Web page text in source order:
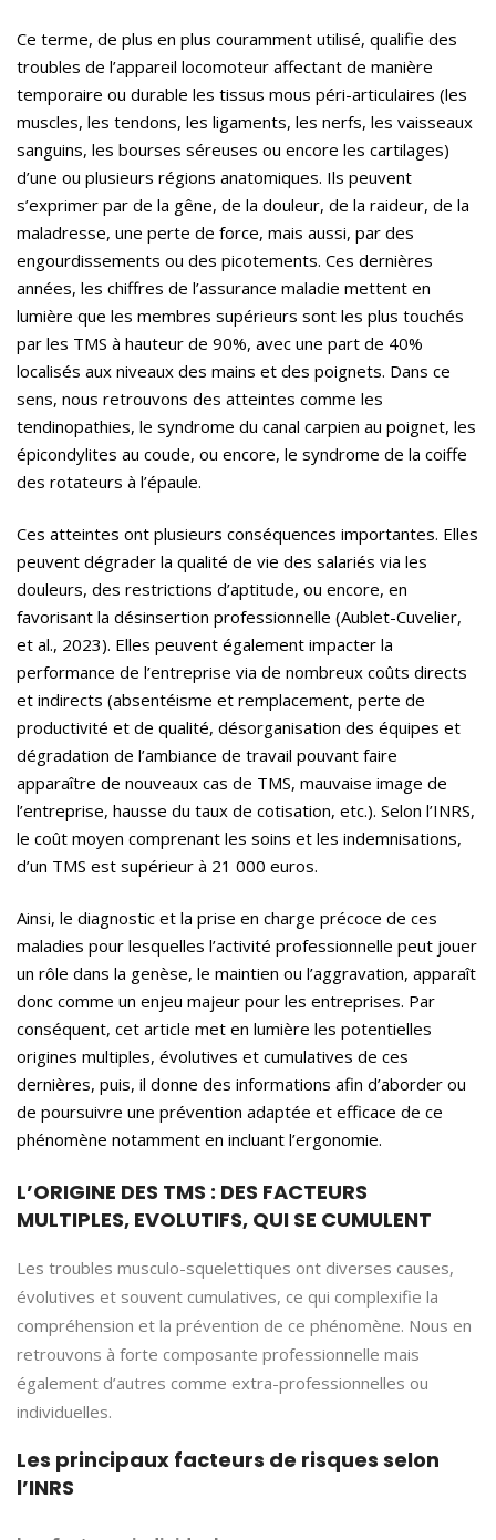
Ce terme, de plus en plus couramment utilisé, qualifie des
troubles de l’appareil locomoteur affectant de manière
temporaire ou durable les tissus mous péri-articulaires (les
muscles, les tendons, les ligaments, les nerfs, les vaisseaux
sanguins, les bourses séreuses ou encore les cartilages)
d’une ou plusieurs régions anatomiques. Ils peuvent
s’exprimer par de la gêne, de la douleur, de la raideur, de la
maladresse, une perte de force, mais aussi, par des
engourdissements ou des picotements. Ces dernières
années, les chiffres de l’assurance maladie mettent en
lumière que les membres supérieurs sont les plus touchés
par les TMS à hauteur de 90%, avec une part de 40%
localisés aux niveaux des mains et des poignets. Dans ce
sens, nous retrouvons des atteintes comme les
tendinopathies, le syndrome du canal carpien au poignet, les
épicondylites au coude, ou encore, le syndrome de la coiffe
des rotateurs à l’épaule.
Ces atteintes ont plusieurs conséquences importantes. Elles
peuvent dégrader la qualité de vie des salariés via les
douleurs, des restrictions d’aptitude, ou encore, en
favorisant la désinsertion professionnelle (Aublet-Cuvelier,
et al., 2023). Elles peuvent également impacter la
performance de l’entreprise via de nombreux coûts directs
et indirects (absentéisme et remplacement, perte de
productivité et de qualité, désorganisation des équipes et
dégradation de l’ambiance de travail pouvant faire
apparaître de nouveaux cas de TMS, mauvaise image de
l’entreprise, hausse du taux de cotisation, etc.). Selon l’INRS,
le coût moyen comprenant les soins et les indemnisations,
d’un TMS est supérieur à 21 000 euros.
Ainsi, le diagnostic et la prise en charge précoce de ces
maladies pour lesquelles l’activité professionnelle peut jouer
un rôle dans la genèse, le maintien ou l’aggravation, apparaît
donc comme un enjeu majeur pour les entreprises. Par
conséquent, cet article met en lumière les potentielles
origines multiples, évolutives et cumulatives de ces
dernières, puis, il donne des informations afin d’aborder ou
de poursuivre une prévention adaptée et efficace de ce
phénomène notamment en incluant l’ergonomie.
L’ORIGINE DES TMS : DES FACTEURS
MULTIPLES, EVOLUTIFS, QUI SE CUMULENT
Les troubles musculo-squelettiques ont diverses causes,
évolutives et souvent cumulatives, ce qui complexifie la
compréhension et la prévention de ce phénomène. Nous en
retrouvons à forte composante professionnelle mais
également d’autres comme extra-professionnelles ou
individuelles.
Les principaux facteurs de risques selon
l’INRS